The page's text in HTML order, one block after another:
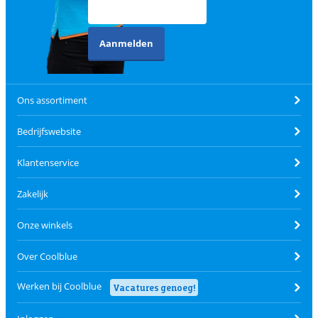
Aanmelden
Ons assortiment
Bedrijfswebsite
Klantenservice
Zakelijk
Onze winkels
Over Coolblue
Werken bij Coolblue Vacatures genoeg!